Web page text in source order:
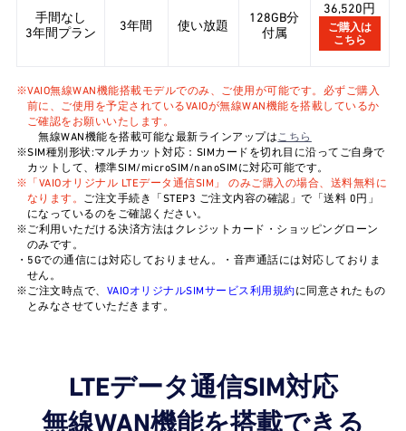
手間なし
3年間プラン
3年間 使い放題
128GB分
付属
36,520円
ご購入は
こちら
※VAIO無線WAN機能搭載モデルでのみ、ご使用が可能です。必ずご購入
前に、ご使用を予定されているVAIOが無線WAN機能を搭載しているか
ご確認をお願いいたします。
無線WAN機能を搭載可能な最新ラインアップはこちら
※SIM種別形状:マルチカット対応：SIMカードを切れ目に沿ってご自身で
カットして、標準SIM/microSIM/nanoSIMに対応可能です。
※「VAIOオリジナル LTEデータ通信SIM」 のみご購入の場合、送料無料に
なります。 ご注文手続き「STEP3 ご注文内容の確認」で「送料 0円」
になっているのをご確認ください。
※ご利用いただける決済方法はクレジットカード・ショッピングローン
のみです。
・5Gでの通信には対応しておりません。・音声通話には対応しておりま
せん。
※ご注文時点で、 VAIOオリジナルSIMサービス利用規約に同意されたもの
とみなさせていただきます。
LTEデータ通信SIM対応
無線WAN機能を搭載できる